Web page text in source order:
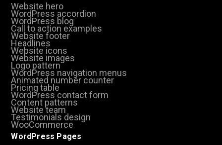
Website hero
WordPress accordion
WordPress blog
Call to action examples
Website footer
Headlines
Website icons
Website images
Logo pattern
WordPress navigation menus
Animated number counter
Pricing table
WordPress contact form
Content patterns
Website team
Testimonials design
WooCommerce
WordPress Pages